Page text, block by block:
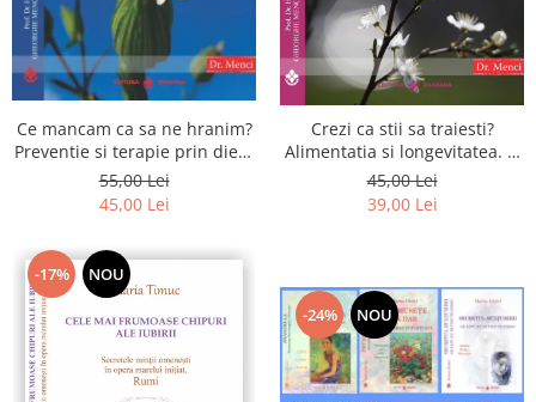
Ce mancam ca sa ne hranim?
Preventie si terapie prin dieta
in bolile cardiovasculare si in
diabetul zaharat
55,00 Lei
45,00 Lei
Crezi ca stii sa traiesti?
Alimentatia si longevitatea. O
noua abordare holistica
45,00 Lei
39,00 Lei
-17% NOU
-24% NOU